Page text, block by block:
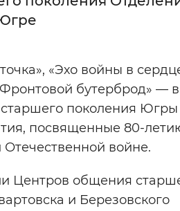
между буквами
Цвет сайта
Инверсивный
Синий фон
Выключены
«Эхо войны в
бутерброд» — в
поколения Югры
посвященные 80-
войне.
Центров общения
и Березовского